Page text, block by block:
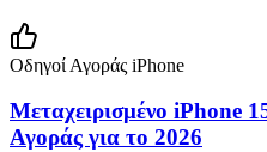
Οδηγοί Αγοράς iPhone
Μεταχειρισμένο iPhone
Αγοράς για το 2026